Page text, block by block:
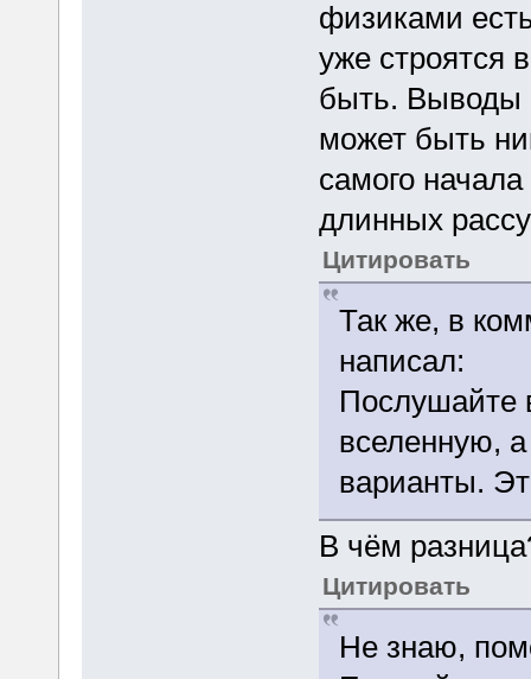
физиками
уже строятся
быть. Выводы
может быть
самого
длинных
Цитировать
Так же, в
написал:
Послушайте
вселенную,
варианты.
В чём
Цитировать
Не знаю,